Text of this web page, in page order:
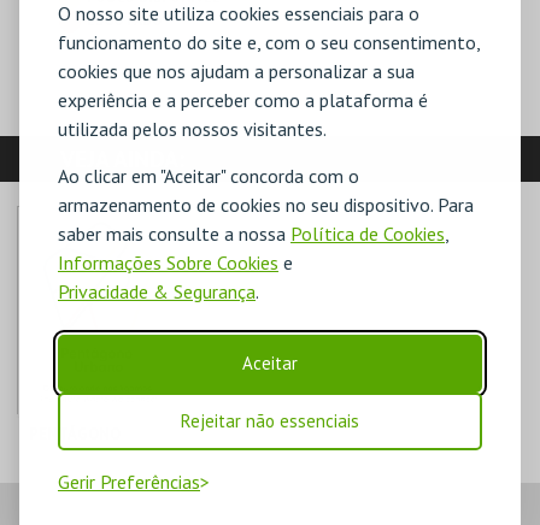
O nosso site utiliza cookies essenciais para o
funcionamento do site e, com o seu consentimento,
cookies que nos ajudam a personalizar a sua
experiência e a perceber como a plataforma é
utilizada pelos nossos visitantes.
Ao clicar em "Aceitar" concorda com o
armazenamento de cookies no seu dispositivo. Para
saber mais consulte a nossa Política de Cookies
Informações Sobre Cookies e
Privacidade & Segurança.
Aceitar
Rejeitar não essenciais
Gerir Preferências
ESGOTADO
PENTÁGONO